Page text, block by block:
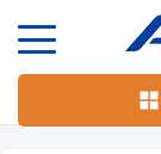
основному